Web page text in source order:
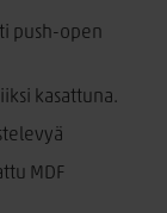
push-open
kasattuna.
MDF